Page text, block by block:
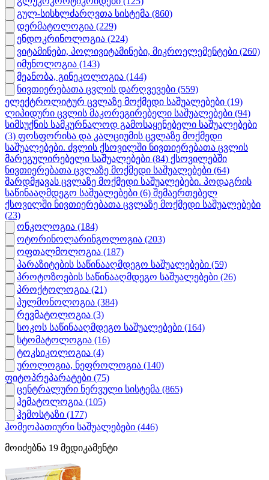
გულ-სისხლძარღვთა სისტემა (860)
დერმატოლოგია (229)
ენდოკრინოლოგია (224)
ვიტამინები, პოლივიტამინები, მიკროელემენტები (260)
იმუნოლოგია (143)
მეანობა, გინეკოლოგია (144)
ნივთიერებათა ცვლის დარღვევები (559)
ელექტროლიტურ ცვლაზე მოქმედი საშუალებები (19)
ლიპიდური ცვლის მაკორეგირებელი საშუალებები (94)
სიმსუქნის სამკურნალოდ გამოსაყენებელი საშუალებები
(3) ფოსფორისა და კალციუმის ცვლაზე მოქმედი
საშუალებები. ძვლის ქსოვილში ნივთიერებათა ცვლის
მარეგულირებელი საშუალებები (84) ქსოვილებში
ნივთიერებათა ცვლაზე მოქმედი საშუალებები (64)
შარდმჟავას ცვლაზე მოქმედი საშუალებები. პოდაგრის
საწინააღმდეგო საშუალებები (6) შემაერთებელ
ქსოვილში ნივთიერებათა ცვლაზე მოქმედი საშუალებები
(23)
ონკოლოგია (184)
ოტორინოლარინგოლოგია (203)
ოფთალმოლოგია (187)
პარაზიტების საწინააღმდეგო საშუალებები (59)
პროტოზოების საწინააღმდეგო საშუალებები (26)
პროქტოლოგია (21)
პულმონოლოგია (384)
რევმატოლოგია (3)
სოკოს საწინააღმდეგო საშუალებები (164)
სტომატოლოგია (16)
ტოკსიკოლოგია (4)
უროლოგია, ნეფროლოგია (140)
ფიტოპრეპარატები (75)
ცენტრალური ნერვული სისტემა (865)
ჰემატოლოგია (105)
ჰემოსტაზი (177)
ჰომეოპათიური საშუალებები (446)
მოიძებნა 19 მედიკამენტი